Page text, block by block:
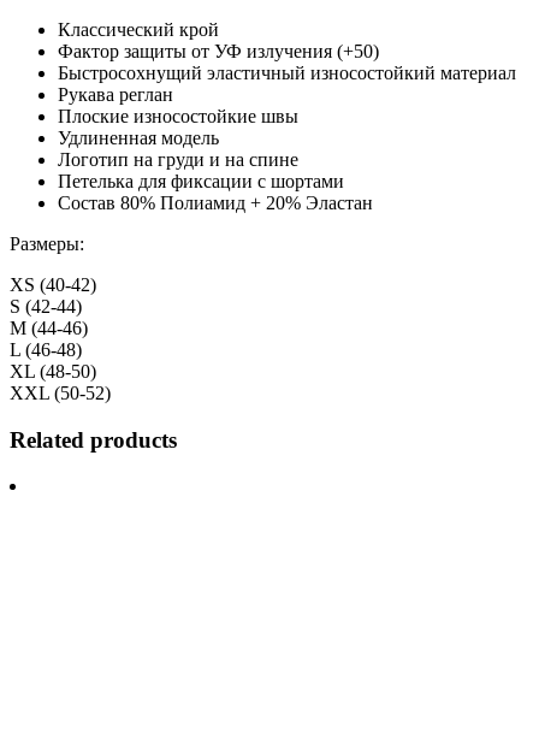
Классический крой
Фактор защиты от УФ излучения (+50)
Быстросохнущий эластичный износостойкий материал
Рукава реглан
Плоские износостойкие швы
Удлиненная модель
Логотип на груди и на спине
Петелька для фиксации с шортами
Состав 80% Полиамид + 20% Эластан
Размеры:
XS (40-42)
S (42-44)
M (44-46)
L (46-48)
XL (48-50)
XXL (50-52)
Related products